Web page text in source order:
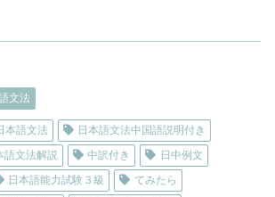
文法
本語文法
日本語文法中国語説明付き
語文法解説 中訳付き
日中例文
日本語能力試験３級
てみたら